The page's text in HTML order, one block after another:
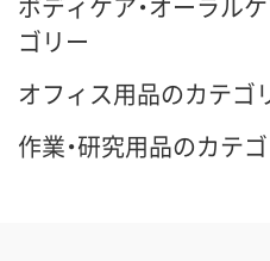
ゴリー
オフィス用品のカテゴ
作業・研究用品のカテ